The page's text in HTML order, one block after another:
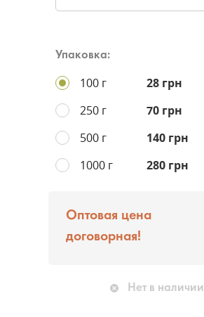
Упаковка:
100 г
28 грн
250 г
70 грн
500 г
140 грн
1000 г
280 грн
Оптовая цена
договорная!
Нет в наличии